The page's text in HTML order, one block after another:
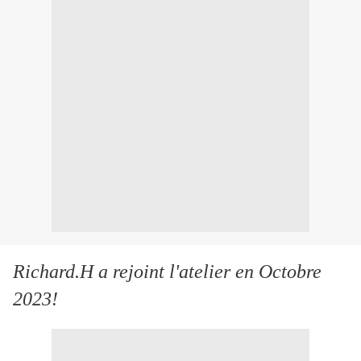
Richard.H a rejoint l'atelier en Octobre
2023!